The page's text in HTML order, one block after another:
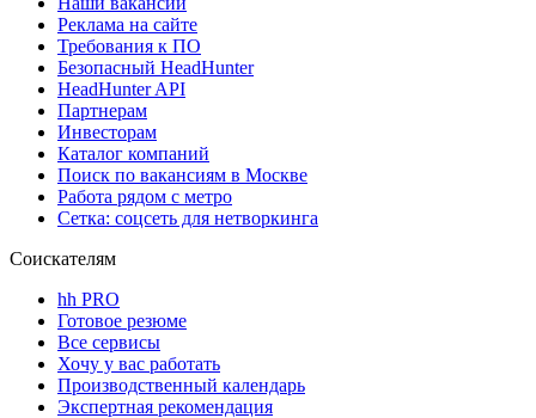
Реклама на сайте
Требования к ПО
Безопасный HeadHunter
HeadHunter API
Партнерам
Инвесторам
Каталог компаний
Поиск по вакансиям в Москве
Работа рядом с метро
Сетка: соцсеть для нетворкинга
Соискателям
hh PRO
Готовое резюме
Все сервисы
Хочу у вас работать
Производственный календарь
Экспертная рекомендация